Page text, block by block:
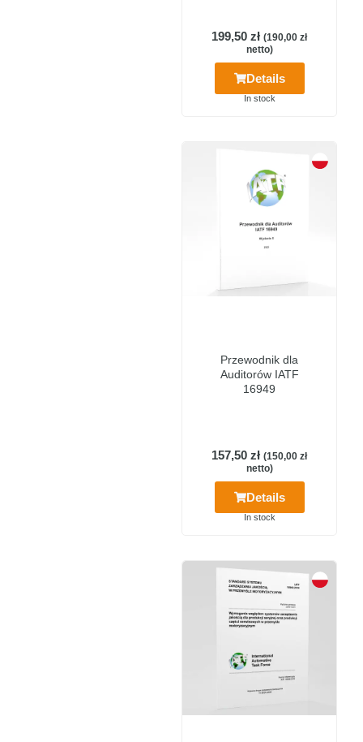
199,50 zł (190,00 zł
netto)
Details
In stock
Przewodnik dla
Auditorów IATF
16949
157,50 zł (150,00 zł
netto)
Details
In stock